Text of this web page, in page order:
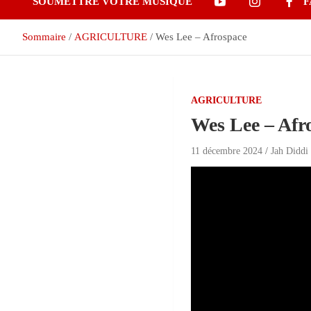
Sommaire AGRICULTURE Wes Lee – Afrospace
AGRICULTURE
Wes Lee –
11 décembre 2024 Jah Diddi